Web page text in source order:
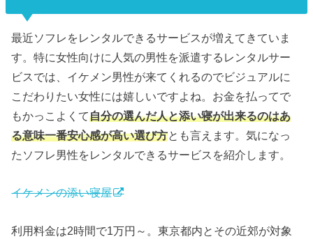
最近ソフレをレンタルできるサービスが増えてきていま
す。特に女性向けに人気の男性を派遣するレンタルサー
ビスでは、イケメン男性が来てくれるのでビジュアルに
こだわりたい女性には嬉しいですよね。お金を払ってで
もかっこよくて自分の選んだ人と添い寝が出来るのはあ
る意味一番安心感が高い選び方とも言えます。気になっ
たソフレ男性をレンタルできるサービスを紹介します。
​イケメンの添い寝屋
利用料金は2時間で1万円～。東京都内とその近郊が対象